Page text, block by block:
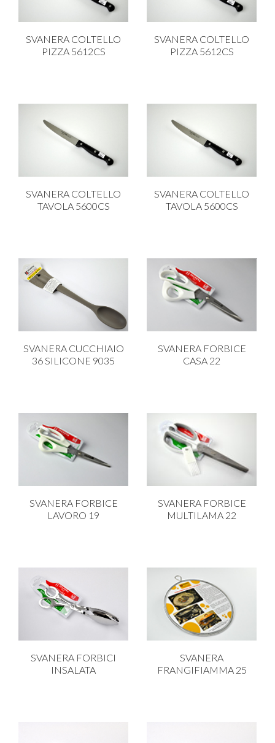
SVANERA COLTELLO
PIZZA 5612CS
SVANERA COLTELLO
PIZZA 5612CS
SVANERA COLTELLO
TAVOLA 5600CS
SVANERA COLTELLO
TAVOLA 5600CS
SVANERA CUCCHIAIO
36 SILICONE 9035
SVANERA FORBICE
CASA 22
SVANERA FORBICE
LAVORO 19
SVANERA FORBICE
MULTILAMA 22
SVANERA FORBICI
INSALATA
SVANERA
FRANGIFIAMMA 25